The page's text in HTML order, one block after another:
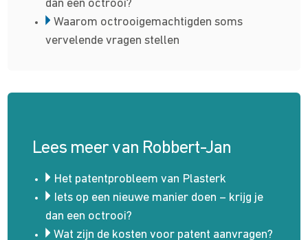
dan een octrooi?
Waarom octrooi­gemachtigden soms
vervelende vragen stellen
Lees meer van Robbert-Jan
Het patentprobleem van Plasterk
Iets op een nieuwe manier doen – krijg je
dan een octrooi?
Wat zijn de kosten voor patent aanvragen?